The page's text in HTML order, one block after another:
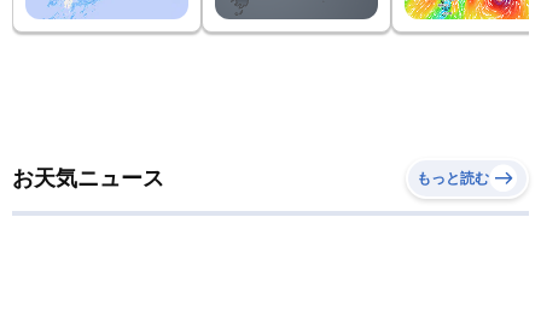
お天気ニュース もっと読む